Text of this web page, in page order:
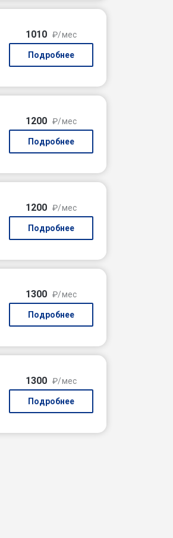
1010 ₽/мес
Подробнее
1200 ₽/мес
Подробнее
1200 ₽/мес
Подробнее
1300 ₽/мес
Подробнее
1300 ₽/мес
Подробнее